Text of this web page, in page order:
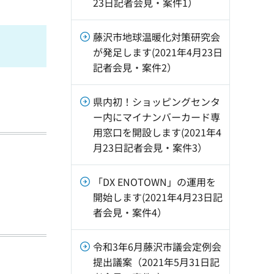
藤沢市地球温暖化対策研究会
が発足します(2021年4月23日
記者会見・案件2）
県内初！ショッピングセンタ
ー内にマイナンバーカード専
用窓口を開設します(2021年4
月23日記者会見・案件3）
「DX ENOTOWN」の運用を
開始します(2021年4月23日記
者会見・案件4）
令和3年6月藤沢市議会定例会
提出議案（2021年5月31日記